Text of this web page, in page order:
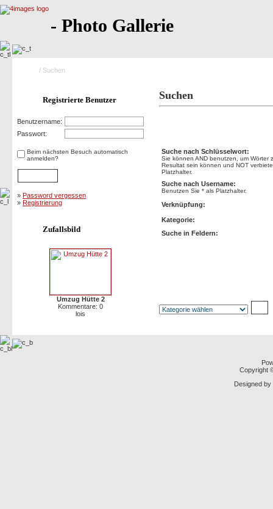
- Photo Gallerie
/ Suchen
Registrierte Benutzer
Benutzername:
Passwort:
Beim nächsten Besuch automatisch
anmelden?
» Password vergessen
» Registrierung
Zufallsbild
Umzug Hütte 2
Kommentare: 0
lois
Suchen
Suche nach Schlüsselwort:
Sie können AND benutzen, um Wörter
Resultat sein können und NOT
Platzhalter.
Suche nach Username:
Benutzen Sie * als Platzhalter.
Verknüpfung:
Kategorie:
Suche in Feldern:
Copyright
Designed by